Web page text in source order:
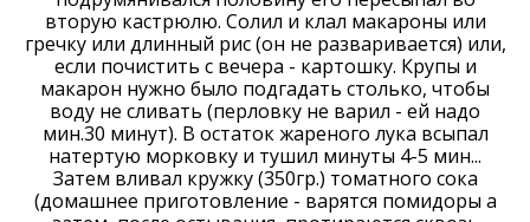
вторую кастрюлю. Солил и клал макароны или
гречку или длинный рис (он не разваривается) или,
если почистить с вечера - картошку. Крупы и
макарон нужно было подгадать столько, чтобы
воду не сливать (перловку не варил - ей надо
мин.30 минут). В остаток жареного лука всыпал
натертую морковку и тушил минуты 4-5 мин...
Затем вливал кружку (350гр.) томатного сока
(домашнее приготовление - варятся помидоры а